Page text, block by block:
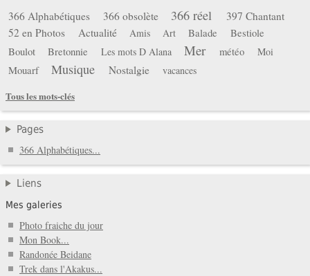
366 Alphabétiques 366 obsolète 366 réel
397 Chantant
52 en Photos
Actualité Amis Art Balade
Bestiole
Boulot
Bretonnie Les mots D Alana Mer météo Moi
Mouarf Musique Nostalgie
vacances
Tous les mots-clés
Pages
366 Alphabétiques...
Liens
Mes galeries
Photo fraiche du jour
Mon Book...
Randonée Beidane
Trek dans l'Akakus...